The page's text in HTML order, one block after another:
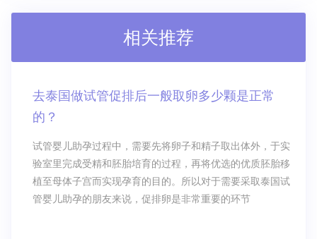
相关推荐
去泰国做试管促排后一般取卵多少颗是正常
的？
试管婴儿助孕过程中，需要先将卵子和精子取出体外，于实
验室里完成受精和胚胎培育的过程，再将优选的优质胚胎移
植至母体子宫而实现孕育的目的。所以对于需要采取泰国试
管婴儿助孕的朋友来说，促排卵是非常重要的环节